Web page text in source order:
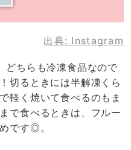
出典: Instagram
どちらも冷凍食品なので
切るときには半解凍くら
軽く焼いて食べるのもま
で食べるときは、フルー
です◎。